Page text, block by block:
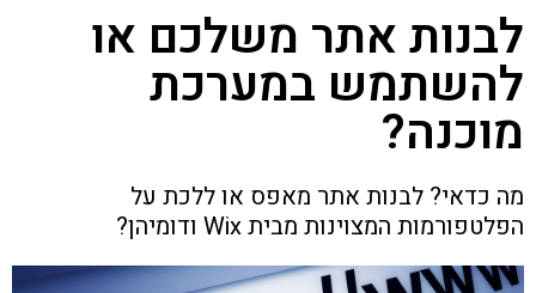
לבנות אתר משלכם או
להשתמש במערכת
מוכנה?
מה כדאי? לבנות אתר מאפס או ללכת על
הפלטפורמות המצוינות מבית Wix ודומיהן?